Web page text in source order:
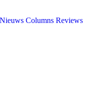
Nieuws Columns Reviews